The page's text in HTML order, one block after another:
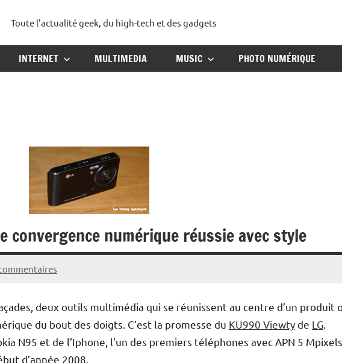
lebloggadget
Toute l'actualité geek, du high-tech et des gadgets
INTERNET MULTIMEDIA MUSIC PHOTO NUMÉRIQUE
convergence numérique réussie avec style
deux outils multimédia qui se réunissent au centre d’un produit
du bout des doigts. C’est la promesse du KU990 Viewtyde LG
N95 et de l’Iphone, l’un des premiers téléphones avec APN 5
d’année 2008.